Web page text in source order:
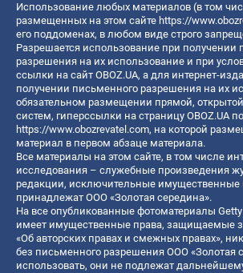
Использование любых материалов (в том
размещенных на этом сайте https://
его поддоменах, в любом виде строго
Разрешается использование при получении
разрешения на их использование и при
ссылки на сайт OBOZ.UA, а для интернет-
получении письменного разрешения на их
обязательном размещении прямой,
систем, гиперссылки на страницу OBOZ.UA
https://www.obozrevatel.com, на которой
материал в первом абзаце материала.
Все материалы на этом сайте, в том числе
исследования – служебные произведения
редакции, исключительные имущественные
принадлежат ООО «Золотая середина».
На все опубликованные фотоматериалы
имеет имущественные права, защищаемые
«Об авторских правах и смежных правах»,
без письменного разрешения ООО «Золотая
использовать, они не подлежат